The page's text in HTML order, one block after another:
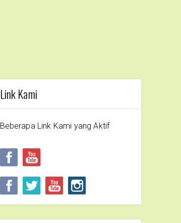
Link Kami
Beberapa Link Kami yang Aktif